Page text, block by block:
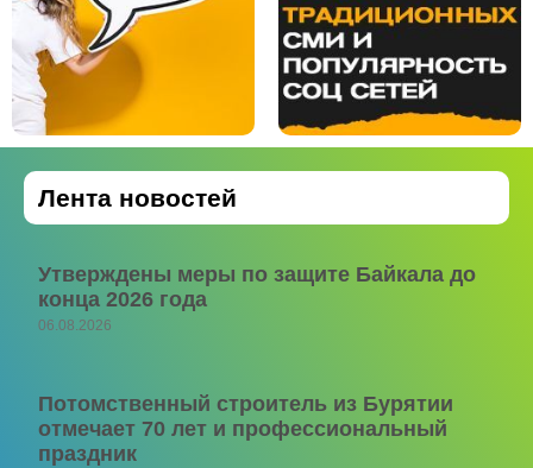
Лента новостей
Утверждены меры по защите Байкала до
конца 2026 года
06.08.2026
Потомственный строитель из Бурятии
отмечает 70 лет и профессиональный
праздник